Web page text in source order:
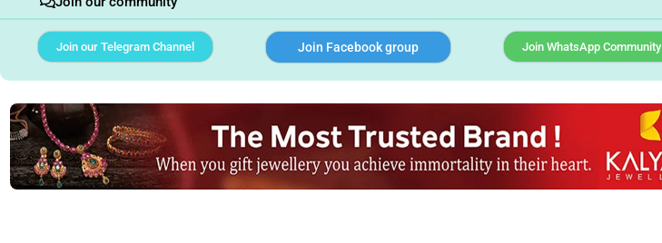
Join our Telegram Channel Join Facebook group Join WhatsApp Community